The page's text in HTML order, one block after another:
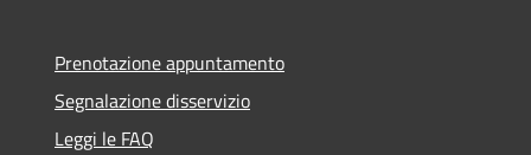
Prenotazione appuntamento
Segnalazione disservizio
Leggi le FAQ